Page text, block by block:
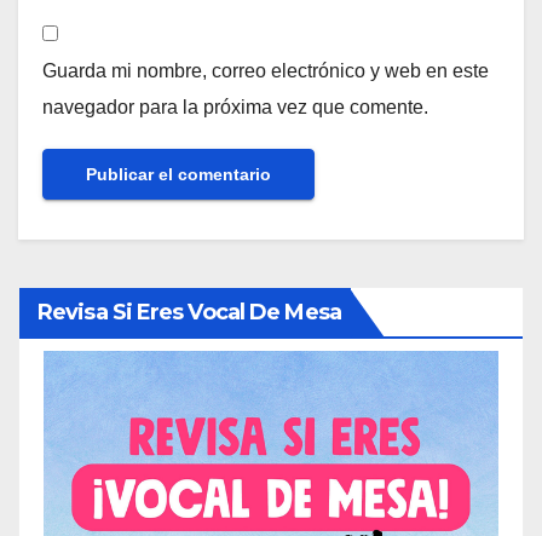
Guarda mi nombre, correo electrónico y web en este
navegador para la próxima vez que comente.
Revisa Si Eres Vocal De Mesa